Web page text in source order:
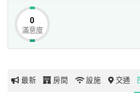
網
玩
0
滿意度
最新 房間 設施 交通